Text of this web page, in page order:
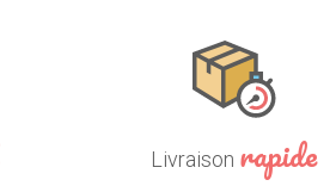
Livraison rapide